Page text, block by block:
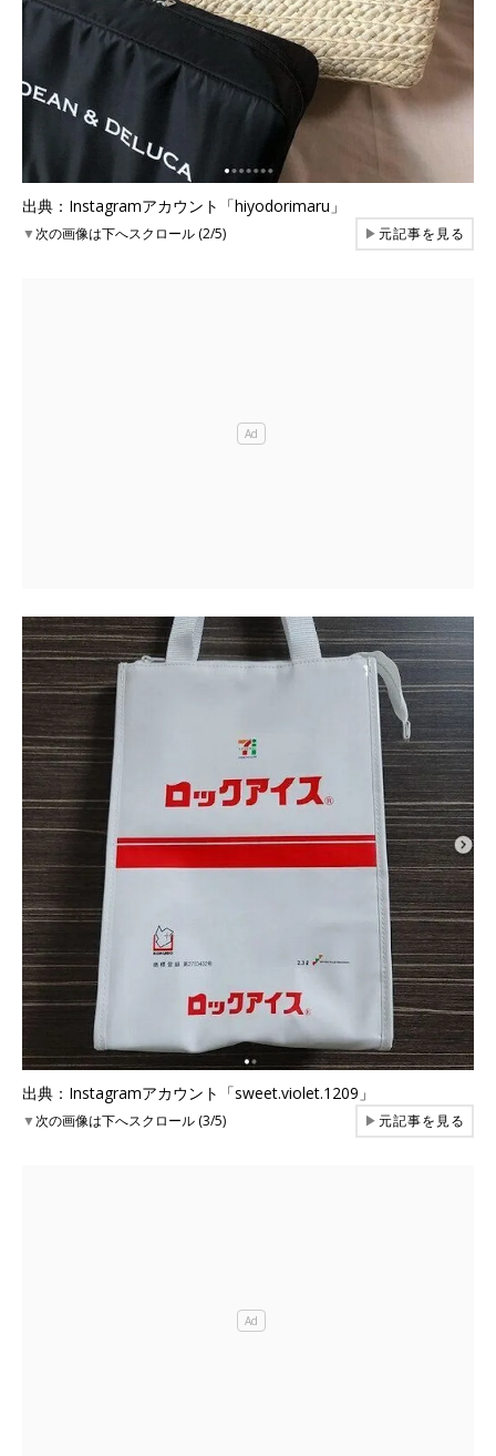
出典：Instagramアカウント「hiyodorimaru」
▼次の画像は下へスクロール (2/5) ▶元記事を見る
出典：Instagramアカウント「sweet.violet.1209」
▼次の画像は下へスクロール (3/5) ▶元記事を見る